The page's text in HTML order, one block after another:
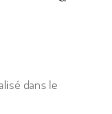
dans le